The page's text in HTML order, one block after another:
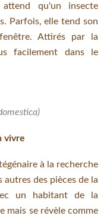
qu'un insecte
Parfois, elle tend son
Attirés par la
facilement dans le
vivre
à la recherche
autres des pièces de la
un habitant de la
mais se révèle comme